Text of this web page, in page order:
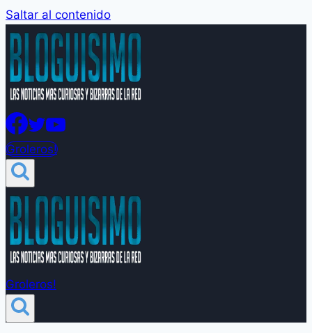
Saltar al contenido
Groleros!
Groleros!